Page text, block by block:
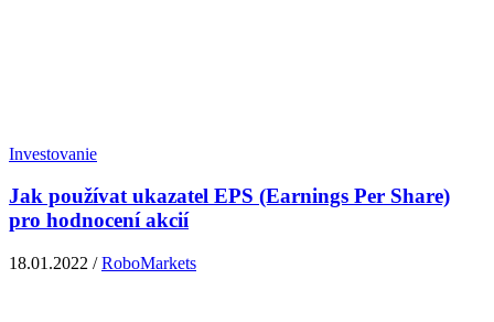
Investovanie
Jak používat ukazatel EPS (Earnings Per Share)
pro hodnocení akcií
18.01.2022 /RoboMarkets